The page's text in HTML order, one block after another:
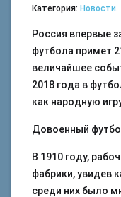
Категория: Новости.
Россия впервые
футбола примет
величайшее
2018 года в
как народную
Довоенный
В 1910 году,
фабрики, увидев
среди них было